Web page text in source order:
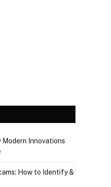
Innovations
How to Identify &